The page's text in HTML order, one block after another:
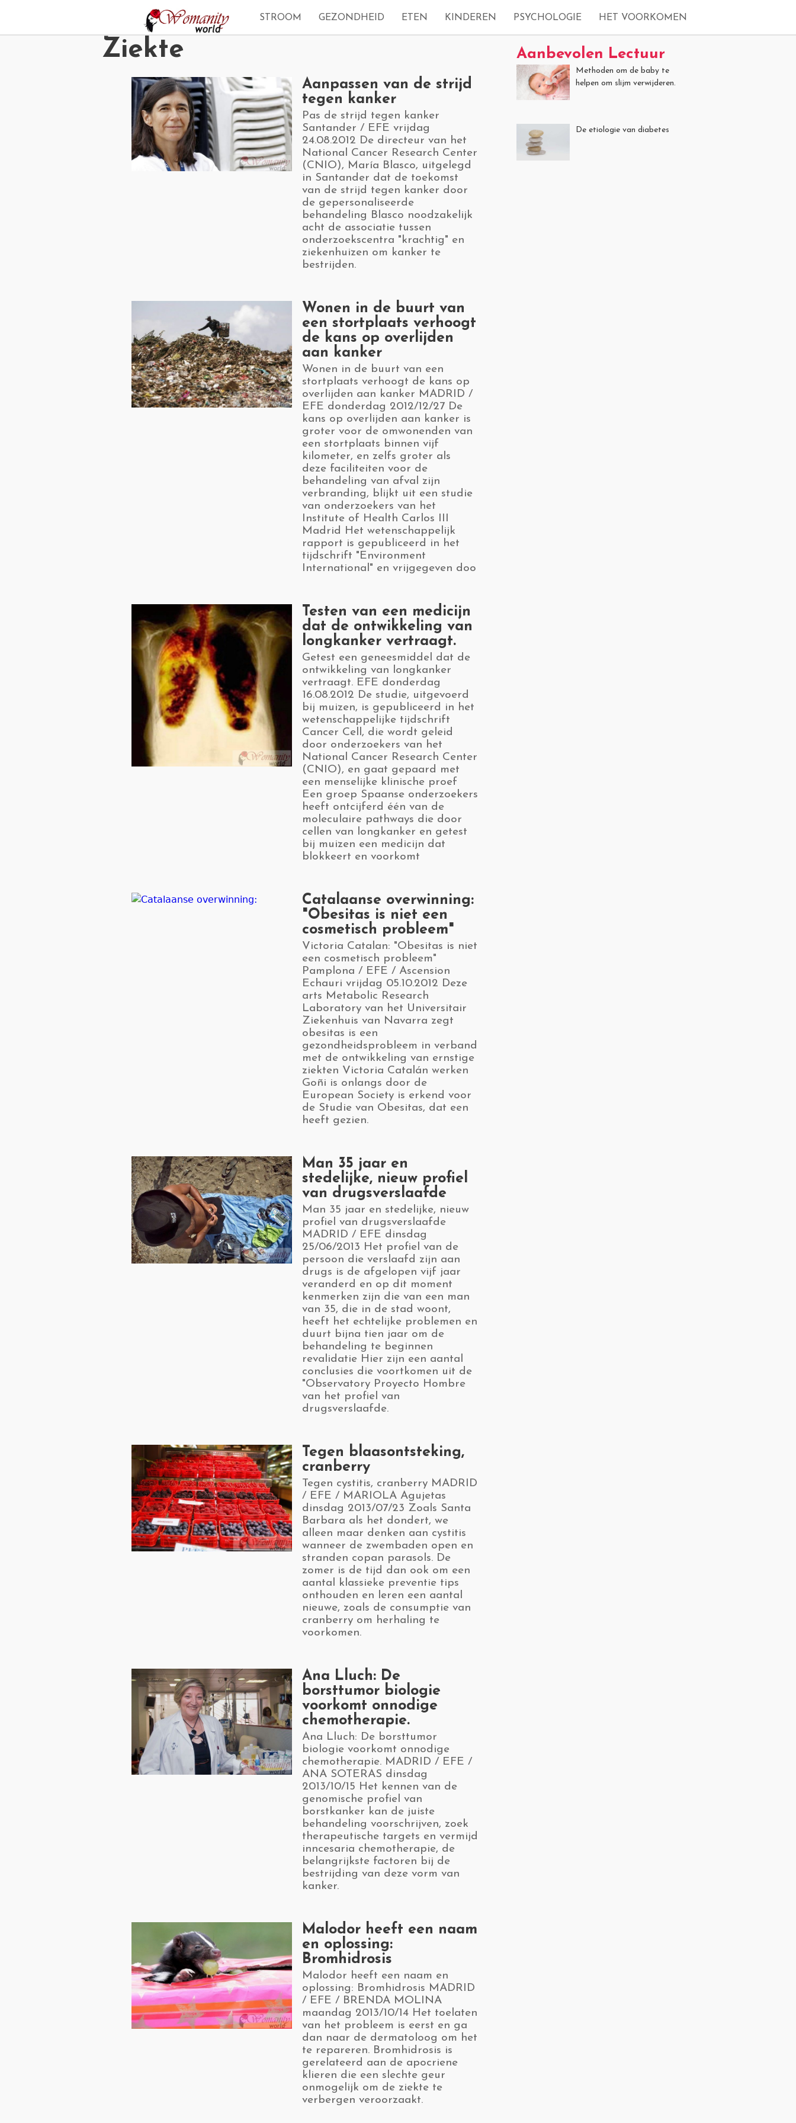
navigation
STROOM GEZONDHEID ETEN KINDEREN PSYCHOLOGIE HET VOORKOMEN
Ziekte
​Aanpassen van de strijd
tegen kanker
​Pas de strijd tegen kanker
Santander / EFE vrijdag
24.08.2012 De directeur van het
National Cancer Research Center
(CNIO), María Blasco, uitgelegd
in Santander dat de toekomst
van de strijd tegen kanker door
de gepersonaliseerde
behandeling Blasco noodzakelijk
acht de associatie tussen
onderzoekscentra "krachtig" en
ziekenhuizen om kanker te
bestrijden.
​Wonen in de buurt van
een stortplaats verhoogt
de kans op overlijden
aan kanker
​Wonen in de buurt van een
stortplaats verhoogt de kans op
overlijden aan kanker MADRID /
EFE donderdag 2012/12/27 De
kans op overlijden aan kanker is
groter voor de omwonenden van
een stortplaats binnen vijf
kilometer, en zelfs groter als
deze faciliteiten voor de
behandeling van afval zijn
verbranding, blijkt uit een studie
van onderzoekers van het
Institute of Health Carlos III
Madrid Het wetenschappelijk
rapport is gepubliceerd in het
tijdschrift "Environment
International" en vrijgegeven doo
​Testen van een medicijn
dat de ontwikkeling van
longkanker vertraagt.
​Getest een geneesmiddel dat de
ontwikkeling van longkanker
vertraagt. EFE donderdag
16.08.2012 De studie, uitgevoerd
bij muizen, is gepubliceerd in het
wetenschappelijke tijdschrift
Cancer Cell, die wordt geleid
door onderzoekers van het
National Cancer Research Center
(CNIO), en gaat gepaard met
een menselijke klinische proef
Een groep Spaanse onderzoekers
heeft ontcijferd één van de
moleculaire pathways die door
cellen van longkanker en getest
bij muizen een medicijn dat
blokkeert en voorkomt
​Catalaanse overwinning:
"Obesitas is niet een
cosmetisch probleem"
​Victoria Catalan: "Obesitas is niet
een cosmetisch probleem"
Pamplona / EFE / Ascension
Echauri vrijdag 05.10.2012 Deze
arts Metabolic Research
Laboratory van het Universitair
Ziekenhuis van Navarra zegt
obesitas is een
gezondheidsprobleem in verband
met de ontwikkeling van ernstige
ziekten Victoria Catalán werken
Goñi is onlangs door de
European Society is erkend voor
de Studie van Obesitas, dat een
heeft gezien.
​Man 35 jaar en
stedelijke, nieuw profiel
van drugsverslaafde
​Man 35 jaar en stedelijke, nieuw
profiel van drugsverslaafde
MADRID / EFE dinsdag
25/06/2013 Het profiel van de
persoon die verslaafd zijn aan
drugs is de afgelopen vijf jaar
veranderd en op dit moment
kenmerken zijn die van een man
van 35, die in de stad woont,
heeft het echtelijke problemen en
duurt bijna tien jaar om de
behandeling te beginnen
revalidatie Hier zijn een aantal
conclusies die voortkomen uit de
"Observatory Proyecto Hombre
van het profiel van
drugsverslaafde.
​Tegen blaasontsteking,
cranberry
​Tegen cystitis, cranberry MADRID
/ EFE / MARIOLA Agujetas
dinsdag 2013/07/23 Zoals Santa
Barbara als het dondert, we
alleen maar denken aan cystitis
wanneer de zwembaden open en
stranden copan parasols. De
zomer is de tijd dan ook om een ​​
aantal klassieke preventie tips
onthouden en leren een aantal
nieuwe, zoals de consumptie van
cranberry om herhaling te
voorkomen.
​Ana Lluch: De
borsttumor biologie
voorkomt onnodige
chemotherapie.
​Ana Lluch: De borsttumor
biologie voorkomt onnodige
chemotherapie. MADRID / EFE /
ANA SOTERAS dinsdag
2013/10/15 Het kennen van de
genomische profiel van
borstkanker kan de juiste
behandeling voorschrijven, zoek
therapeutische targets en vermijd
inncesaria chemotherapie, de
belangrijkste factoren bij de
bestrijding van deze vorm van
kanker.
​Malodor heeft een naam
en oplossing:
Bromhidrosis
​Malodor heeft een naam en
oplossing: Bromhidrosis MADRID
/ EFE / BRENDA MOLINA
maandag 2013/10/14 Het toelaten
van het probleem is eerst en ga
dan naar de dermatoloog om het
te repareren. Bromhidrosis is
gerelateerd aan de apocriene
klieren die een slechte geur
onmogelijk om de ziekte te
verbergen veroorzaakt.
Aanbevolen Lectuur
Methoden om de baby te
helpen om slijm verwijderen.
De etiologie van diabetes